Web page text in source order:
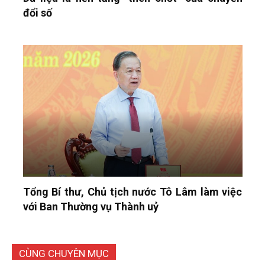
đổi số
Tổng Bí thư, Chủ tịch nước Tô Lâm làm việc
với Ban Thường vụ Thành uỷ
CÙNG CHUYÊN MỤC